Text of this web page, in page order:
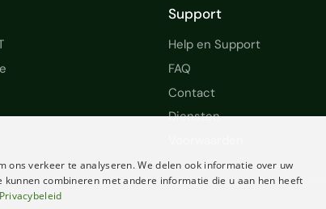
Support
Help en Support
FAQ
Contact
Diensten
ons verkeer te analyseren. We delen ook informatie over uw
combineren met andere informatie die u aan hen heeft
Privacybeleid